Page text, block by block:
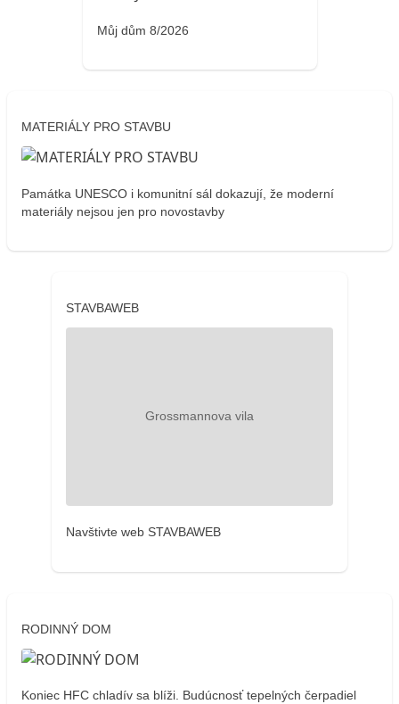
Můj dům 8/2026
MATERIÁLY PRO STAVBU
Památka UNESCO i komunitní sál dokazují, že moderní
materiály nejsou jen pro novostavby
STAVBAWEB
Navštivte web STAVBAWEB
RODINNÝ DOM
Koniec HFC chladív sa blíži. Budúcnosť tepelných čerpadiel